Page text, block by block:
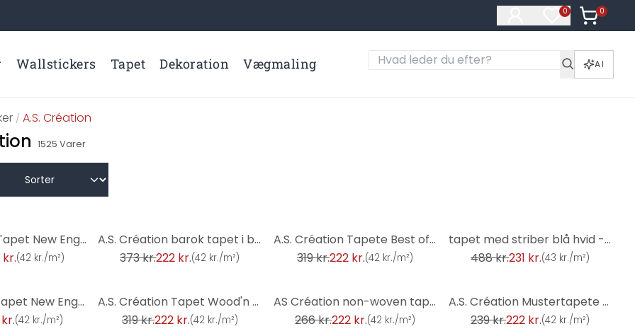
0
Varer på
0
Varer i
Wallstickers Tapet Dekoration Vægmaling AI
/A.S. Création
1525 Varer
A.S. Création Tapet New England Beige, Brun, Rød
kr.(42 kr./m²)
A.S. Création barok tapet i blå og sølv non-woven tapet i barokstil
373 kr.222 kr.(42 kr./m²)
A.S. Création Tapete Best of Wood`n Stone 2nd Edit
319 kr.222 kr.(42 kr./m²)
tapet med striber blå hvid - non-woven tapetkunst A.S. Création - mat og lys struktur
488 kr.231 kr.(43 kr./m²)
A.S. Création tapet New England Beige, Blå, Brun
(42 kr./m²)
A.S. Création Tapet Wood'n Stone Grå, Sort
319 kr.222 kr.(42 kr./m²)
AS Création non-woven tapet New Elegance ensfarvet tapet, grøn
266 kr.222 kr.(42 kr./m²)
A.S. Création Mustertapete Vliestapete Meistervlies die Glatte Wand Beige
239 kr.222 kr.(42 kr./m²)